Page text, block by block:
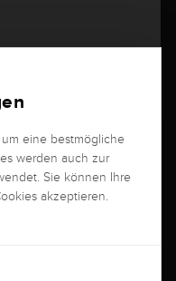
mit 56 Diamanten
eine bestmögliche
werden auch zur
Sie können Ihre
akzeptieren.